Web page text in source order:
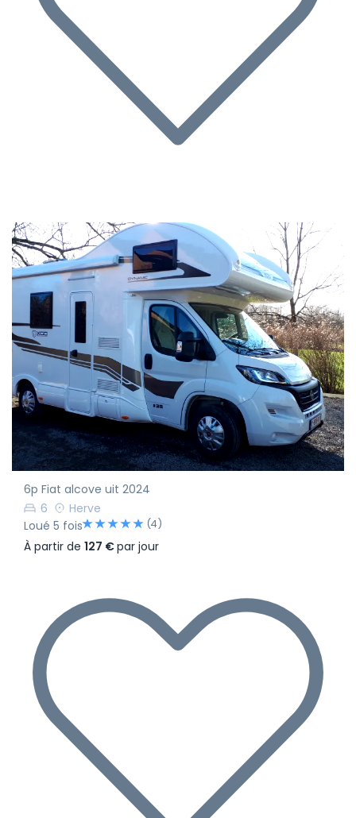
6p Fiat alcove uit 2024
6
Herve
Loué 5 fois
(4)
À partir de 127 €par jour